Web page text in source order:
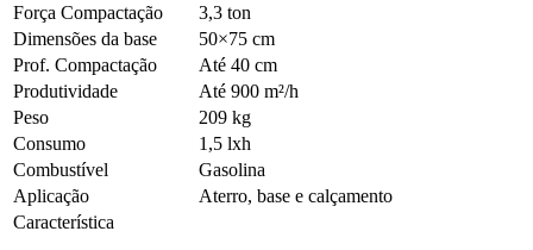
Força Compactação
3,3 ton
Dimensões da base
50×75 cm
Prof. Compactação
Até 40 cm
Produtividade
Até 900 m²/h
Peso
209 kg
Consumo
1,5 lxh
Combustível
Gasolina
Aplicação
Aterro, base e calçamento
Característica